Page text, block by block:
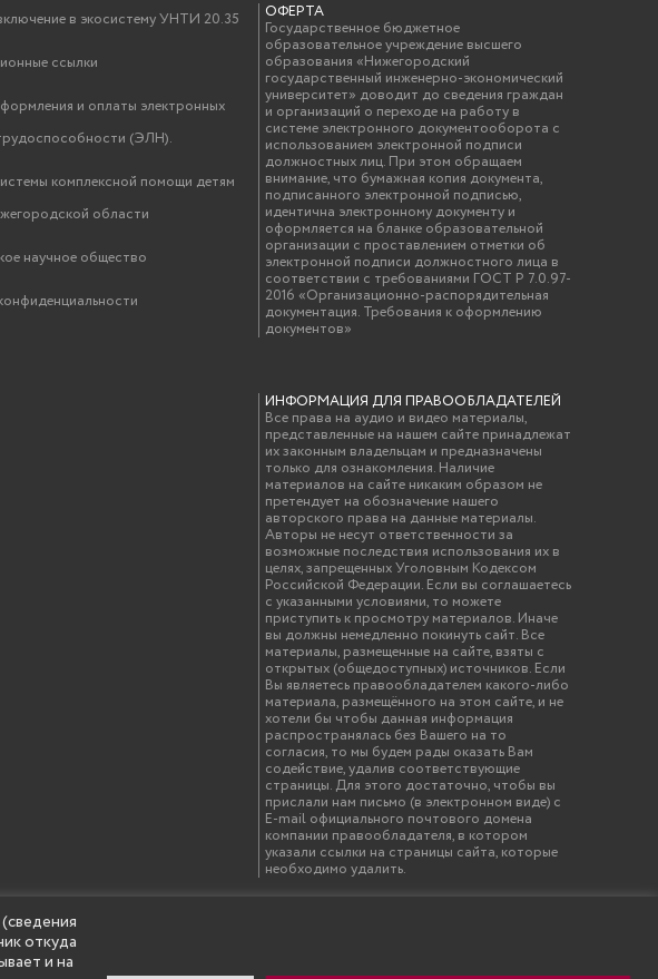
в экосистему УНТИ 20.35
ссылки
и оплаты электронных
(ЭЛН).
комплексной помощи детям
области
научное общество
ОФЕРТА
Государственное бюджетное
образовательное учреждение высшего
образования «Нижегородский
государственный инженерно-экономический
университет» доводит до сведения граждан
и организаций о переходе на работу в
системе электронного документооборота с
использованием электронной подписи
должностных лиц. При этом обращаем
внимание, что бумажная копия документа,
подписанного электронной подписью,
идентична электронному документу и
оформляется на бланке образовательной
организации с проставлением отметки об
электронной подписи должностного лица в
соответствии с требованиями ГОСТ Р 7.0.97-
2016 «Организационно-распорядительная
документация. Требования к оформлению
документов»
ИНФОРМАЦИЯ ДЛЯ ПРАВООБЛАДАТЕЛЕЙ
Все права на аудио и видео материалы,
представленные на нашем сайте принадлежат
их законным владельцам и предназначены
только для ознакомления. Наличие
материалов на сайте никаким образом не
претендует на обозначение нашего
авторского права на данные материалы.
Авторы не несут ответственности за
возможные последствия использования их в
целях, запрещенных Уголовным Кодексом
Российской Федерации. Если вы соглашаетесь
с указанными условиями, то можете
приступить к просмотру материалов. Иначе
вы должны немедленно покинуть сайт. Все
материалы, размещенные на сайте, взяты с
открытых (общедоступных) источников. Если
Вы являетесь правообладателем какого-либо
материала, размещённого на этом сайте, и не
хотели бы чтобы данная информация
распространялась без Вашего на то
согласия, то мы будем рады оказать Вам
содействие, удалив соответствующие
страницы. Для этого достаточно, чтобы вы
прислали нам письмо (в электронном виде) с
E-mail официального почтового домена
компании правообладателя, в котором
указали ссылки на страницы сайта, которые
необходимо удалить.
государственный инженерно-экономический университет"
откуда
и на